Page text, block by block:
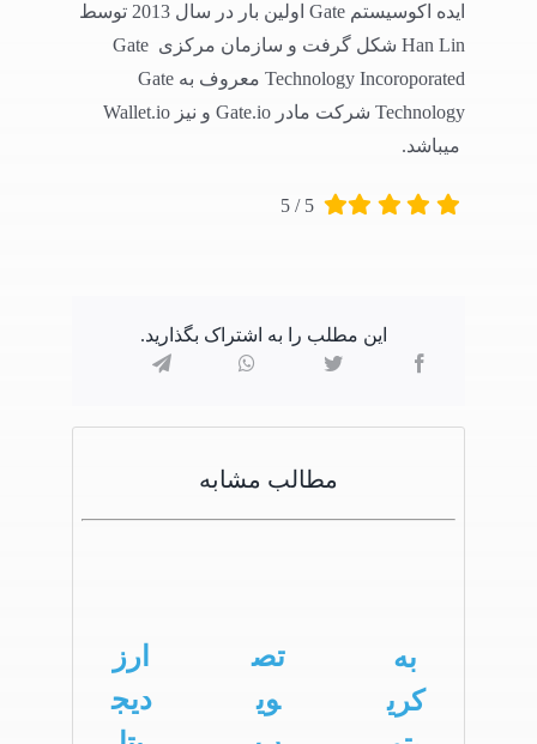
ایده اکوسیستم Gate اولین بار در سال 2013 توسط
Han Lin شکل گرفت و سازمان مرکزی Gate
Technology Incoroporated معروف به Gate
Technology شرکت مادر Gate.io و نیز Wallet.io
میباشد.
5
/
5
این مطلب را به اشتراک بگذارید.
مطالب مشابه
دیجیتال
کدام
را
ارز
دیج
انتقال
توسط
تص
وی
به
فارسی
چه
به
کری